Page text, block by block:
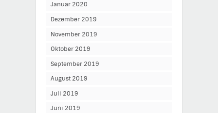
Januar 2020
Dezember 2019
November 2019
Oktober 2019
September 2019
August 2019
Juli 2019
Juni 2019